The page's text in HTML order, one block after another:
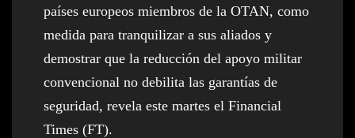
países europeos miembros de la OTAN, como
medida para tranquilizar a sus aliados y
demostrar que la reducción del apoyo militar
convencional no debilita las garantías de
seguridad, revela este martes el Financial
Times (FT).